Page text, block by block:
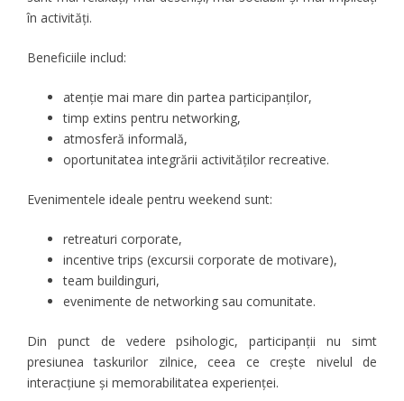
în activități.
Beneficiile includ:
atenție mai mare din partea participanților,
timp extins pentru networking,
atmosferă informală,
oportunitatea integrării activităților recreative.
Evenimentele ideale pentru weekend sunt:
retreaturi corporate,
incentive trips (excursii corporate de motivare),
team buildinguri,
evenimente de networking sau comunitate.
Din punct de vedere psihologic, participanții nu simt
presiunea taskurilor zilnice, ceea ce crește nivelul de
interacțiune și memorabilitatea experienței.